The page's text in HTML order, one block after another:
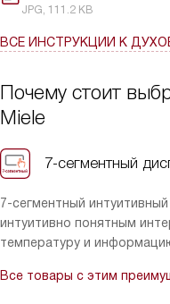
В общем, я очень
функциональность и
JPG, 111.2 KB
ВСЕ ИНСТРУКЦИИ К
Почему стоит
Miele
7-сегментный
7-сегментный
интуитивно понятным
температуру и
Все товары с этим